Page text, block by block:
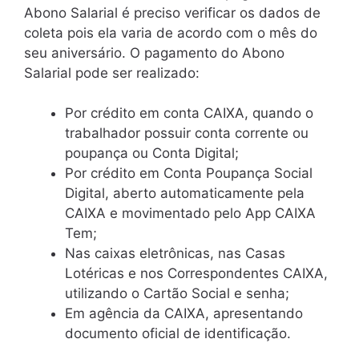
Abono Salarial é preciso verificar os dados de
coleta pois ela varia de acordo com o mês do
seu aniversário. O pagamento do Abono
Salarial pode ser realizado:
Por crédito em conta CAIXA, quando o
trabalhador possuir conta corrente ou
poupança ou Conta Digital;
Por crédito em Conta Poupança Social
Digital, aberto automaticamente pela
CAIXA e movimentado pelo App CAIXA
Tem;
Nas caixas eletrônicas, nas Casas
Lotéricas e nos Correspondentes CAIXA,
utilizando o Cartão Social e senha;
Em agência da CAIXA, apresentando
documento oficial de identificação.